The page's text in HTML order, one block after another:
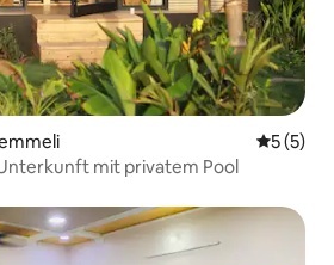
5 (5)
mit privatem Pool